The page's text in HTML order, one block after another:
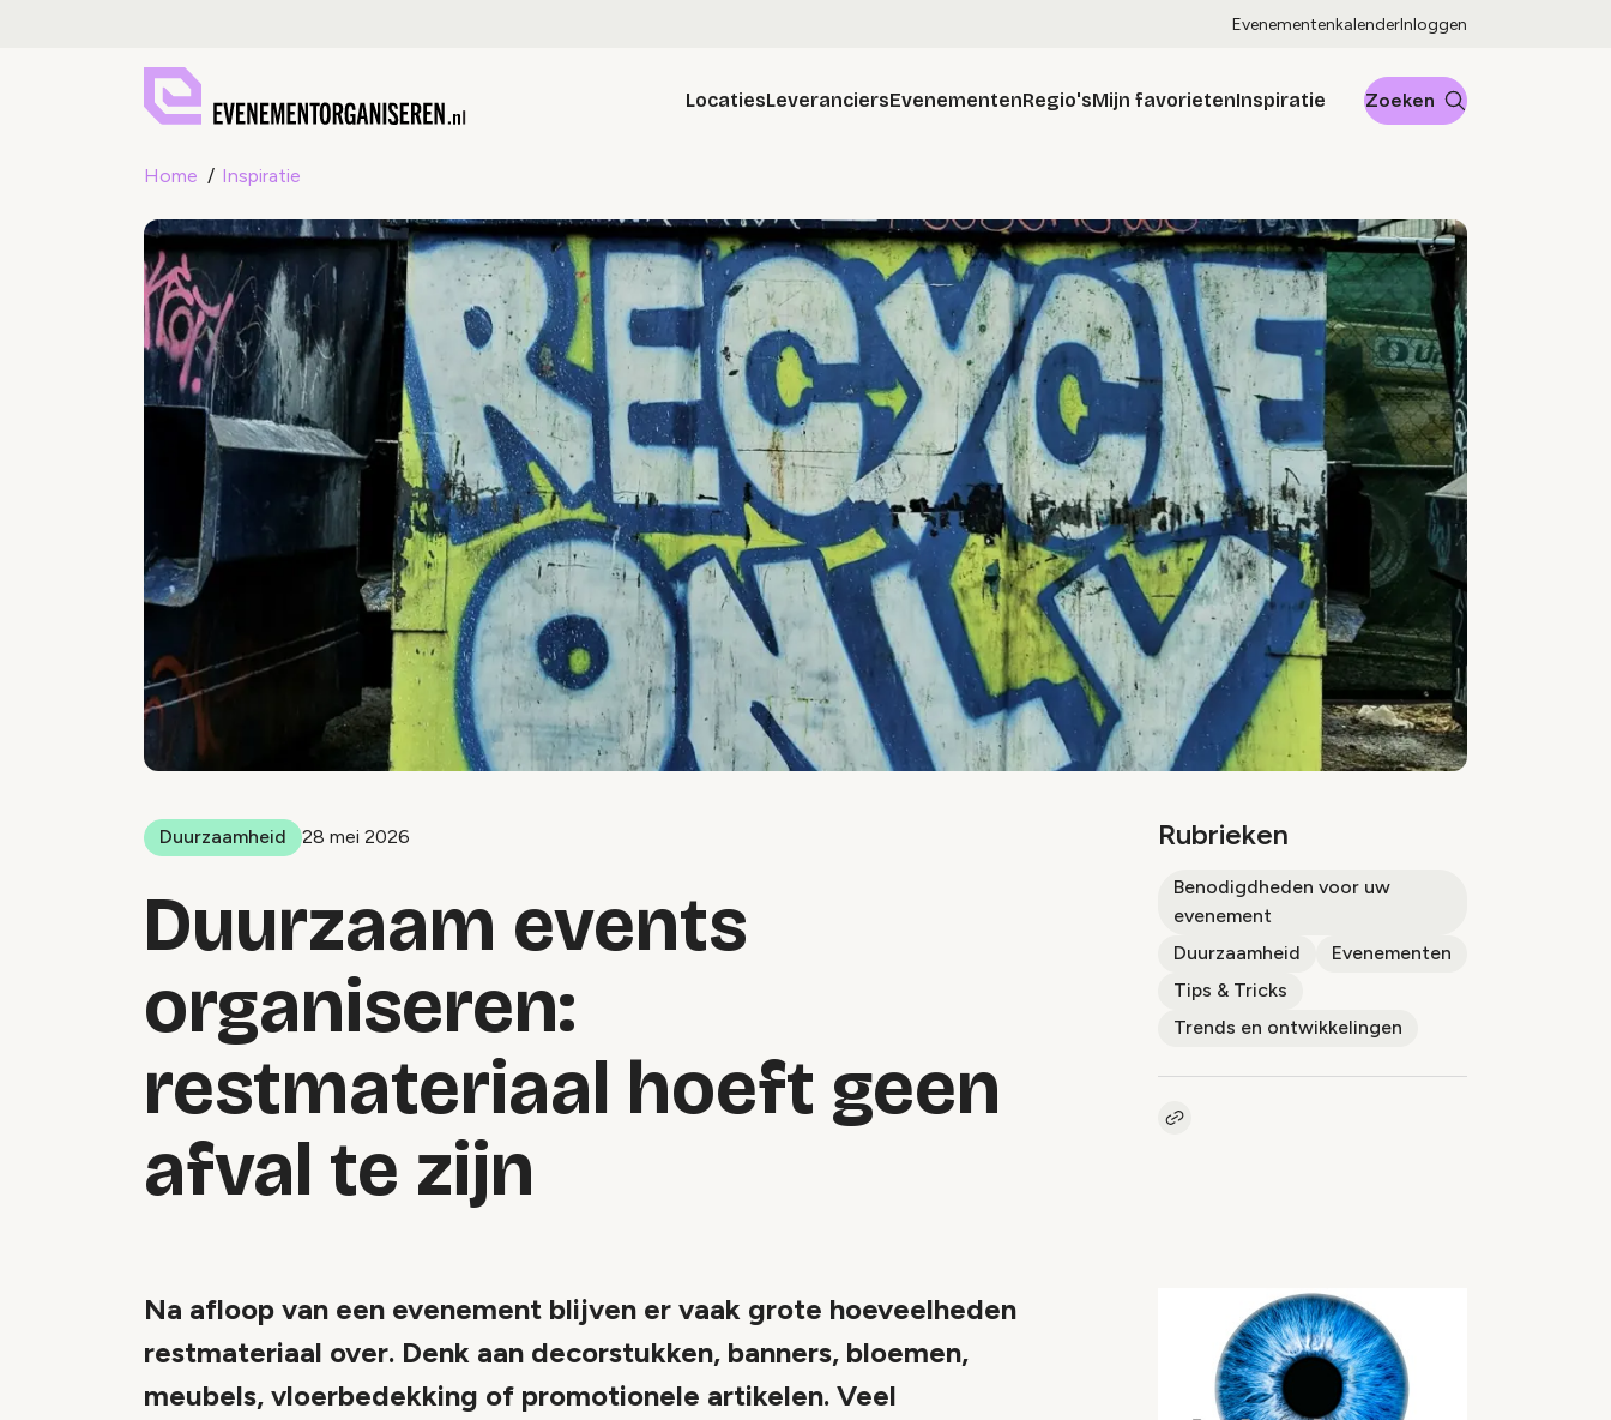
EvenementenkalenderInloggen
LocatiesLeveranciersEvenementenRegio'sMijn favorietenInspiratie Zoeken
Home Inspiratie
Duurzaamheid 28 mei 2026
Duurzaam events
organiseren:
restmateriaal hoeft geen
afval te zijn
Rubrieken
Benodigdheden voor uw
evenement
Duurzaamheid
Evenementen
Tips & Tricks
Trends en ontwikkelingen
Kopieer link naar artikel
Na afloop van een evenement blijven er vaak grote hoeveelheden
restmateriaal over. Denk aan decorstukken, banners, bloemen,
meubels, vloerbedekking of promotionele artikelen. Veel